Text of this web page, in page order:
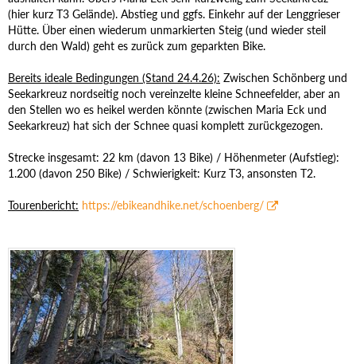
(hier kurz T3 Gelände). Abstieg und ggfs. Einkehr auf der Lenggrieser
Hütte. Über einen wiederum unmarkierten Steig (und wieder steil
durch den Wald) geht es zurück zum geparkten Bike.
Bereits ideale Bedingungen (Stand 24.4.26): Zwischen Schönberg und
Seekarkreuz nordseitig noch vereinzelte kleine Schneefelder, aber an
den Stellen wo es heikel werden könnte (zwischen Maria Eck und
Seekarkreuz) hat sich der Schnee quasi komplett zurückgezogen.
Strecke insgesamt: 22 km (davon 13 Bike) / Höhenmeter (Aufstieg):
1.200 (davon 250 Bike) / Schwierigkeit: Kurz T3, ansonsten T2.
Tourenbericht: https://ebikeandhike.net/schoenberg/